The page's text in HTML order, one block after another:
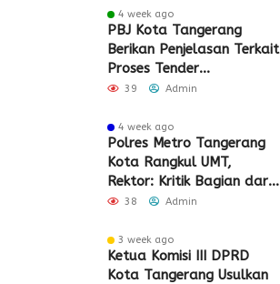
4 week ago
PBJ Kota Tangerang
Berikan Penjelasan Terkait
Proses Tender
Pembangunan Eks Pabrik
39 Admin
4 week ago
Polres Metro Tangerang
Kota Rangkul UMT,
Rektor: Kritik Bagian dari
Demokrasi
38 Admin
3 week ago
Ketua Komisi III DPRD
Kota Tangerang Usulkan